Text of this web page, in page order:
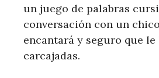
un juego de palabras
conversación con un
encantará y seguro que
carcajadas.